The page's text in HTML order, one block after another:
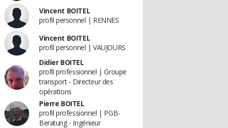
Vincent BOITEL
profil personnel | RENNES
Vincent BOITEL
profil personnel | VAUJOURS
Didier BOITEL
profil professionnel | Groupe
transport - Directeur des
opérations
Pierre BOITEL
profil professionnel | PGB-
Beratung - Ingénieur